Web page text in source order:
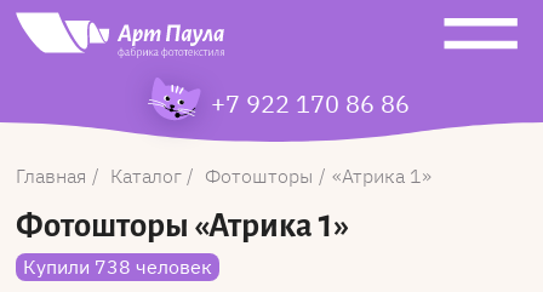
+7 922 170 86 86
Главная Каталог Фотошторы Атрика 1
Фотошторы «Атрика 1»
Купили 738 человек